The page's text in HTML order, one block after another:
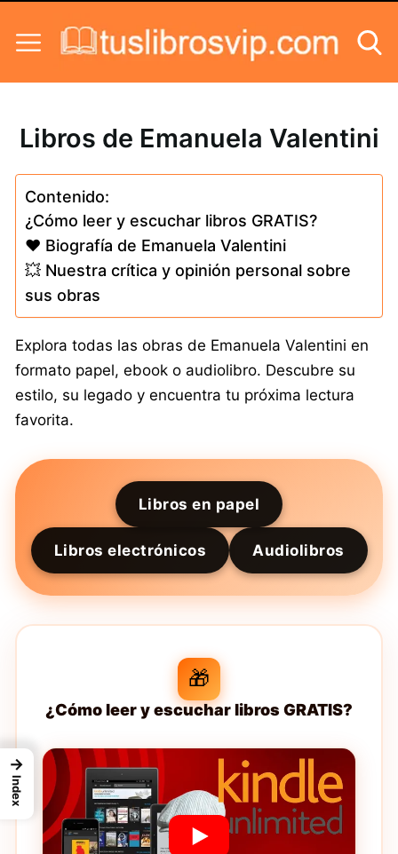
Libros de Emanuela Valentini
Contenido:
¿Cómo leer y escuchar libros GRATIS?
❤️ Biografía de Emanuela Valentini
💥 Nuestra crítica y opinión personal sobre
sus obras
Explora todas las obras de Emanuela Valentini en
formato papel, ebook o audiolibro. Descubre su
estilo, su legado y encuentra tu próxima lectura
favorita.
Libros en papel
Libros electrónicos Audiolibros
🎁
¿Cómo leer y escuchar libros GRATIS?
→
Index